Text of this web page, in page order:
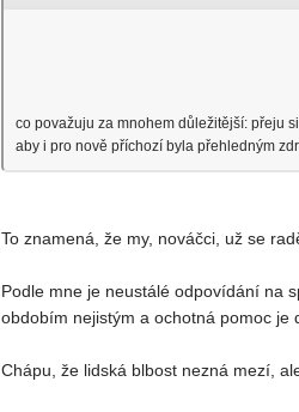
co považuju za mnohem důležitější: přeju
aby i pro nově příchozí byla přehledným
To znamená, že my, nováčci, už se
Podle mne je neustálé odpovídání na
obdobím nejistým a ochotná pomoc je
Chápu, že lidská blbost nezná mezí,